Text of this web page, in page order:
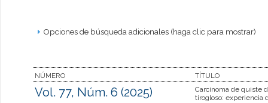
Opciones de búsqueda adicionales (haga clic para mostrar)
NÚMERO TÍTULO
Vol. 77, Núm. 6 (2025)
Carcinoma de quiste
tirogloso: experiencia